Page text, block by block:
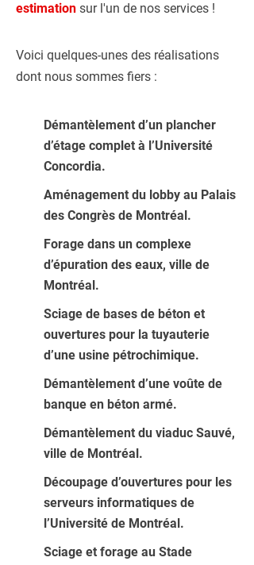
estimation sur l'un de nos services !
Voici quelques-unes des réalisations
dont nous sommes fiers :
Démantèlement d’un plancher
d’étage complet à l’Université
Concordia.
Aménagement du lobby au Palais
des Congrès de Montréal.
Forage dans un complexe
d’épuration des eaux, ville de
Montréal.
Sciage de bases de béton et
ouvertures pour la tuyauterie
d’une usine pétrochimique.
Démantèlement d’une voûte de
banque en béton armé.
Démantèlement du viaduc Sauvé,
ville de Montréal.
Découpage d’ouvertures pour les
serveurs informatiques de
l’Université de Montréal.
Sciage et forage au Stade